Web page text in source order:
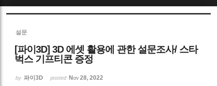
설문
[파이3D] 3D 에셋 활용에 관한 설문조사/ 스타
벅스 기프티콘 증정
by 파이3D posted Nov 28, 2022
Sketchbook5, 스케치북5